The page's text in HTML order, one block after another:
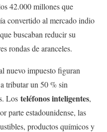
42.000 millones que
convertido al mercado indio
buscaban reducir su
rondas de aranceles.
nuevo impuesto figuran
tributar un 50 % sin
Los teléfonos inteligentes,
parte estadounidense, las
productos químicos y